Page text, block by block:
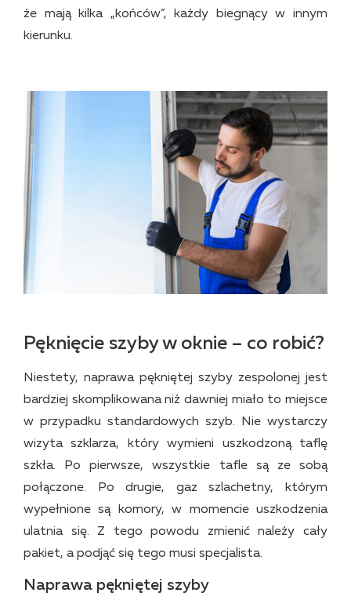
że mają kilka „końców”, każdy biegnący w innym
kierunku.
Pęknięcie szyby w oknie – co robić?
Niestety, naprawa pękniętej szyby zespolonej jest
bardziej skomplikowana niż dawniej miało to miejsce
w przypadku standardowych szyb. Nie wystarczy
wizyta szklarza, który wymieni uszkodzoną taflę
szkła. Po pierwsze, wszystkie tafle są ze sobą
połączone. Po drugie, gaz szlachetny, którym
wypełnione są komory, w momencie uszkodzenia
ulatnia się. Z tego powodu zmienić należy cały
pakiet, a podjąć się tego musi specjalista.
Naprawa pękniętej szyby